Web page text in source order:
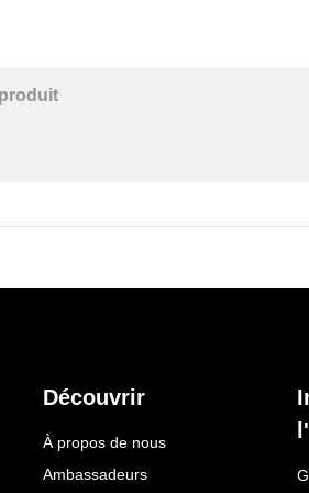
Découvrir
À propos de nous
Ambassadeurs